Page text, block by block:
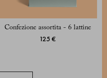
Confezione assortita - 6 lattine
125 €